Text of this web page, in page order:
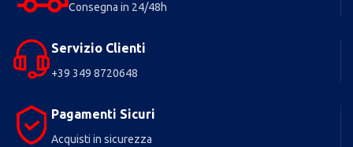
Consegna in 24/48h
Servizio Clienti
+39 349 8720648
Pagamenti Sicuri
Acquisti in sicurezza